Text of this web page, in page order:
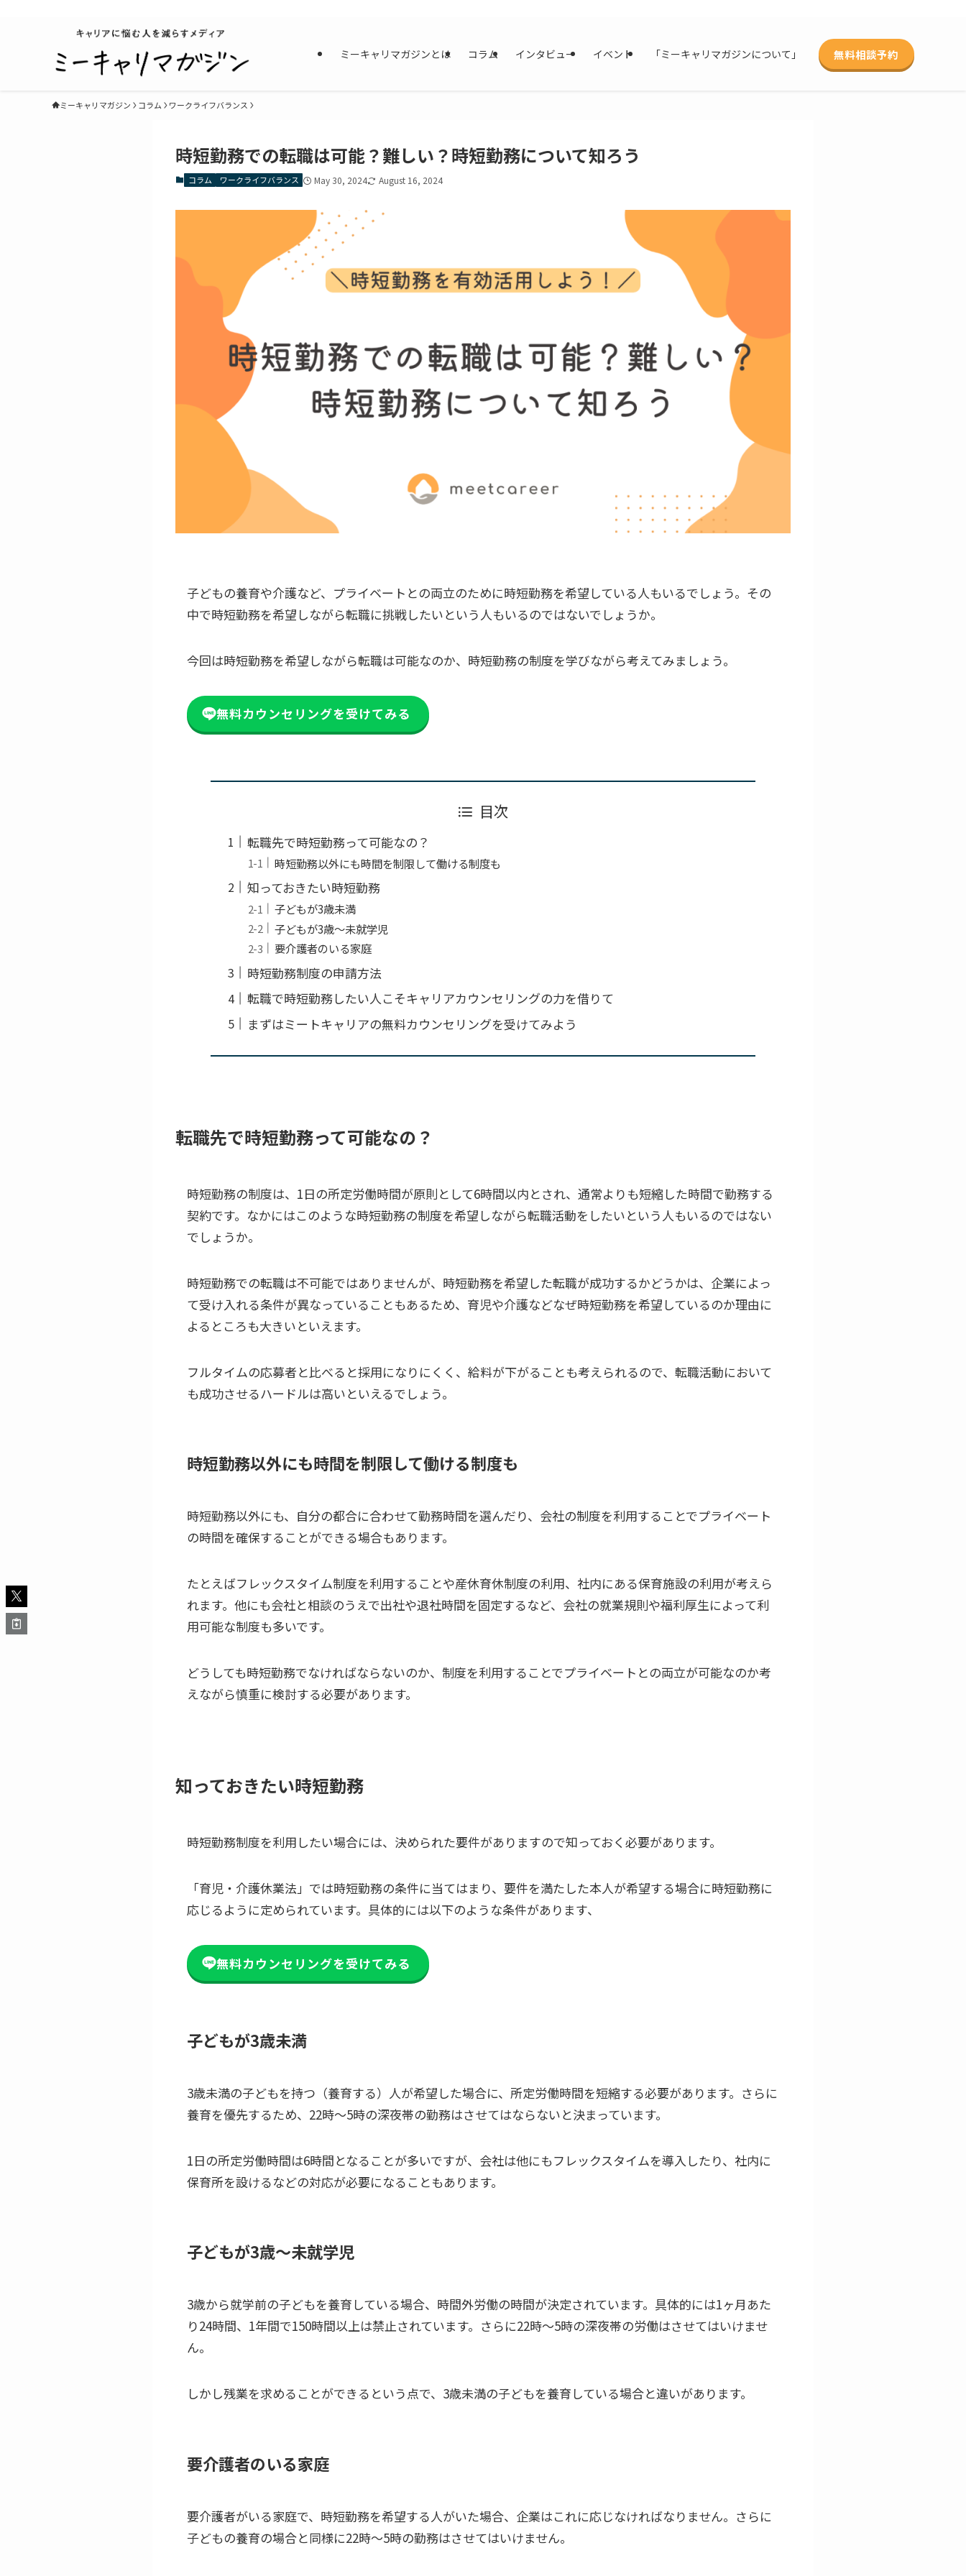
ミーキャリマガジンとは コラム インタビュー イベント 「ミーキャリマガジンについて」 無料相談予約
ミーキャリマガジン コラム ワークライフバランス
時短勤務での転職は可能？難しい？時短勤務について知ろう
コラム ワークライフバランス May 30, 2024 August 16, 2024
子どもの養育や介護など、プライベートとの両立のために時短勤務を希望している人もいるでしょう。その
中で時短勤務を希望しながら転職に挑戦したいという人もいるのではないでしょうか。
今回は時短勤務を希望しながら転職は可能なのか、時短勤務の制度を学びながら考えてみましょう。
無料カウンセリングを受けてみる
目次
転職先で時短勤務って可能なの？
時短勤務以外にも時間を制限して働ける制度も
知っておきたい時短勤務
子どもが3歳未満
子どもが3歳〜未就学児
要介護者のいる家庭
時短勤務制度の申請方法
転職で時短勤務したい人こそキャリアカウンセリングの力を借りて
まずはミートキャリアの無料カウンセリングを受けてみよう
転職先で時短勤務って可能なの？
時短勤務の制度は、1日の所定労働時間が原則として6時間以内とされ、通常よりも短縮した時間で勤務する
契約です。なかにはこのような時短勤務の制度を希望しながら転職活動をしたいという人もいるのではない
でしょうか。
時短勤務での転職は不可能ではありませんが、時短勤務を希望した転職が成功するかどうかは、企業によっ
て受け入れる条件が異なっていることもあるため、育児や介護などなぜ時短勤務を希望しているのか理由に
よるところも大きいといえます。
フルタイムの応募者と比べると採用になりにくく、給料が下がることも考えられるので、転職活動において
も成功させるハードルは高いといえるでしょう。
時短勤務以外にも時間を制限して働ける制度も
時短勤務以外にも、自分の都合に合わせて勤務時間を選んだり、会社の制度を利用することでプライベート
の時間を確保することができる場合もあります。
たとえばフレックスタイム制度を利用することや産休育休制度の利用、社内にある保育施設の利用が考えら
れます。他にも会社と相談のうえで出社や退社時間を固定するなど、会社の就業規則や福利厚生によって利
用可能な制度も多いです。
どうしても時短勤務でなければならないのか、制度を利用することでプライベートとの両立が可能なのか考
えながら慎重に検討する必要があります。
知っておきたい時短勤務
時短勤務制度を利用したい場合には、決められた要件がありますので知っておく必要があります。
「育児・介護休業法」では時短勤務の条件に当てはまり、要件を満たした本人が希望する場合に時短勤務に
応じるように定められています。具体的には以下のような条件があります、
無料カウンセリングを受けてみる
子どもが3歳未満
3歳未満の子どもを持つ（養育する）人が希望した場合に、所定労働時間を短縮する必要があります。さらに
養育を優先するため、22時〜5時の深夜帯の勤務はさせてはならないと決まっています。
1日の所定労働時間は6時間となることが多いですが、会社は他にもフレックスタイムを導入したり、社内に
保育所を設けるなどの対応が必要になることもあります。
子どもが3歳〜未就学児
3歳から就学前の子どもを養育している場合、時間外労働の時間が決定されています。具体的には1ヶ月あた
り24時間、1年間で150時間以上は禁止されています。さらに22時〜5時の深夜帯の労働はさせてはいけませ
ん。
しかし残業を求めることができるという点で、3歳未満の子どもを養育している場合と違いがあります。
要介護者のいる家庭
要介護者がいる家庭で、時短勤務を希望する人がいた場合、企業はこれに応じなければなりません。さらに
子どもの養育の場合と同様に22時〜5時の勤務はさせてはいけません。